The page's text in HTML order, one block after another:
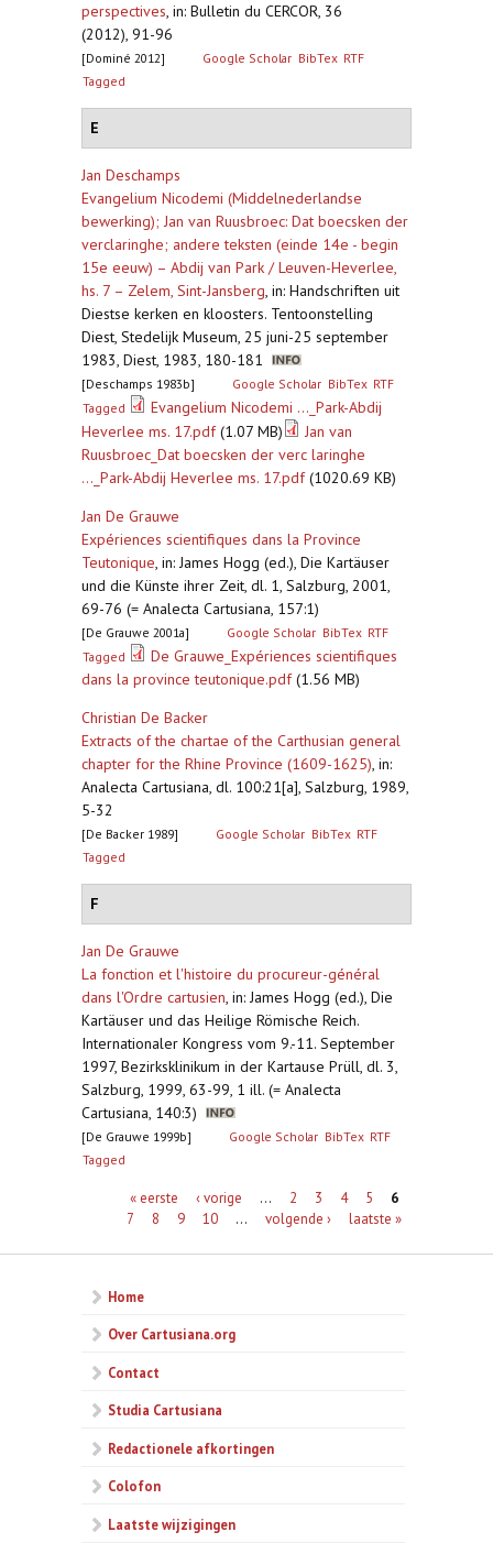
perspectives, in: Bulletin du CERCOR, 36
(2012), 91-96
[Dominé 2012] Google Scholar BibTex RTF
Tagged
E
Jan Deschamps
Evangelium Nicodemi (Middelnederlandse
bewerking); Jan van Ruusbroec: Dat boecsken der
verclaringhe; andere teksten (einde 14e - begin
15e eeuw) – Abdij van Park / Leuven-Heverlee,
hs. 7 – Zelem, Sint-Jansberg, in: Handschriften uit
Diestse kerken en kloosters. Tentoonstelling
Diest, Stedelijk Museum, 25 juni-25 september
1983, Diest, 1983, 180-181
[Deschamps 1983b] Google Scholar BibTex RTF
Tagged
Evangelium Nicodemi ..._Park-Abdij
Heverlee ms. 17.pdf(1.07 MB)
Jan van
Ruusbroec_Dat boecsken der verc laringhe
..._Park-Abdij Heverlee ms. 17.pdf(1020.69 KB)
Jan De Grauwe
Expériences scientifiques dans la Province
Teutonique, in: James Hogg (ed.), Die Kartäuser
und die Künste ihrer Zeit, dl. 1, Salzburg, 2001,
69-76 (= Analecta Cartusiana, 157:1)
[De Grauwe 2001a] Google Scholar BibTex RTF
Tagged
De Grauwe_Expériences scientifiques
dans la province teutonique.pdf(1.56 MB)
Christian De Backer
Extracts of the chartae of the Carthusian general
chapter for the Rhine Province (1609-1625), in:
Analecta Cartusiana, dl. 100:21[a], Salzburg, 1989,
5-32
[De Backer 1989] Google Scholar BibTex RTF
Tagged
F
Jan De Grauwe
La fonction et l'histoire du procureur-général
dans l'Ordre cartusien, in: James Hogg (ed.), Die
Kartäuser und das Heilige Römische Reich.
Internationaler Kongress vom 9.-11. September
1997, Bezirksklinikum in der Kartause Prüll, dl. 3,
Salzburg, 1999, 63-99, 1 ill. (= Analecta
Cartusiana, 140:3)
[De Grauwe 1999b] Google Scholar BibTex RTF
Tagged
Pagina's« eerste ‹ vorige … 2 3 4 5
6
7
8 9 10 … volgende › laatste »
Home
Over Cartusiana.org
Contact
Studia Cartusiana
Redactionele afkortingen
Colofon
Laatste wijzigingen